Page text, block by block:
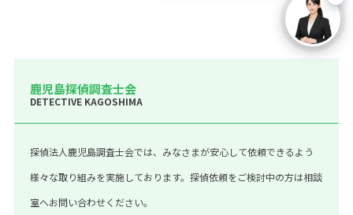
鹿児島探偵調査士会
DETECTIVE KAGOSHIMA
探偵法人鹿児島調査士会では、みなさまが安心して依頼できるよう
様々な取り組みを実施しております。探偵依頼をご検討中の方は相談
室へお問い合わせください。